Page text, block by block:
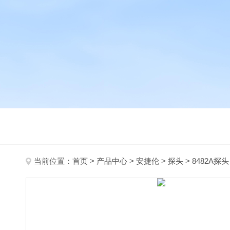
当前位置： 首页 > 产品中心 > 安捷伦 > 探头 > 8482A探头